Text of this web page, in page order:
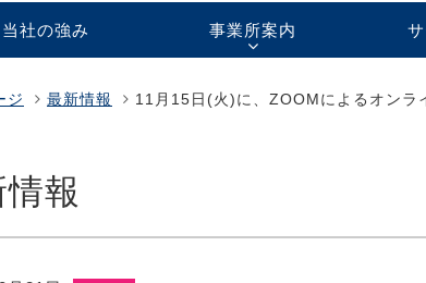
当社の強み 事業所案内
ジ 最新情報 11月15日(火)に、ZOOMによるオンラ
報